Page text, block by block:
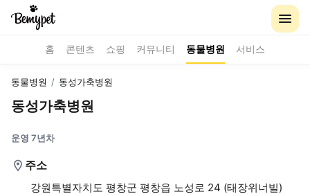
홈 콘텐츠 쇼핑 커뮤니티 동물병원 서비스
동물병원 / 동성가축병원
동성가축병원
운영 7년차
주소
강원특별자치도 평창군 평창읍 노성로 24 (태장위너빌)